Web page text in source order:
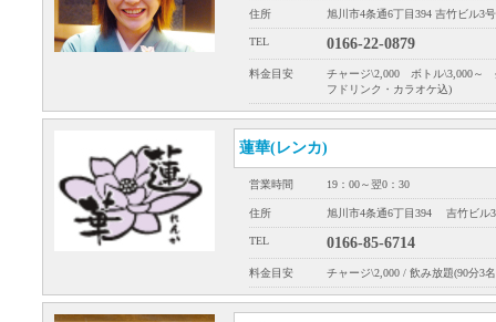
住所 旭川市4条通6丁目394 吉竹ビル3
TEL 0166-22-0879
料金目安
チャージ\2,000 ボトル\3,000～
フドリンク・カラオケ込)
蓮華(レンカ)
営業時間 19：00～翌0：30
住所 旭川市4条通6丁目394 吉竹ビル
TEL 0166-85-6714
料金目安 チャージ\2,000 / 飲み放題(90分3